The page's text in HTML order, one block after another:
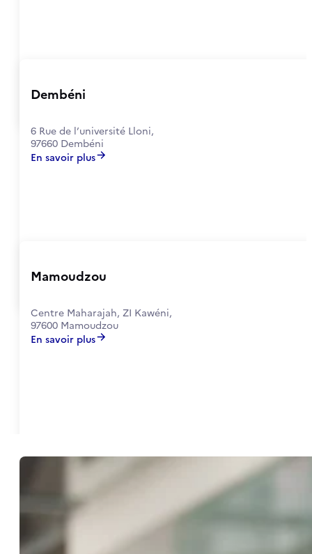
Dembéni
6 Rue de l’université Lloni,
97660 Dembéni
En savoir plus
Mamoudzou
Centre Maharajah, ZI Kawéni,
97600 Mamoudzou
En savoir plus